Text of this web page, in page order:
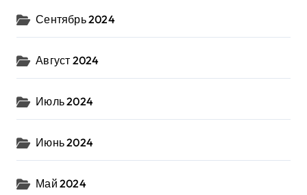
Сентябрь 2024
Август 2024
Июль 2024
Июнь 2024
Май 2024